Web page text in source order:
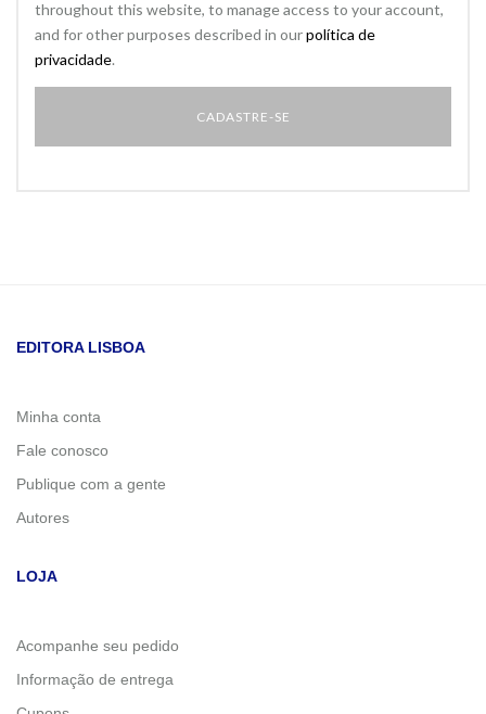
throughout this website, to manage access to your account,
and for other purposes described in ourpolítica de
privacidade.
EDITORA LISBOA
Minha conta
Fale conosco
Publique com a gente
Autores
LOJA
Acompanhe seu pedido
Informação de entrega